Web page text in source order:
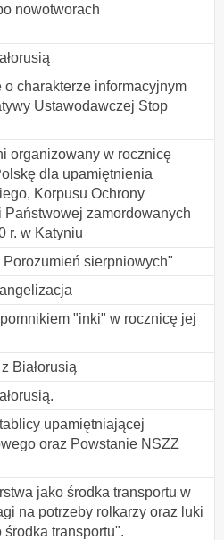
nowotworach
charakterze informacyjnym
Ustawodawczej Stop
organizowany w rocznicę
dla upamiętnienia
Korpusu Ochrony
zamordowanych
r. w Katyniu
sierpniowych"
"inki" w rocznicę jej
Białorusią
upamiętniającej
oraz Powstanie NSZZ
jako środka transportu w
na potrzeby rolkarzy oraz luki
transportu".